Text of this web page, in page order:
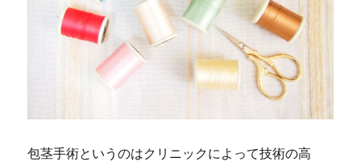
包茎手術というのはクリニックによって技術の高